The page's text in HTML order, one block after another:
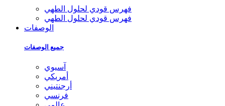
فهرس قودي لحلول الطهي
فهرس قودي لحلول الطهي
الوصفات
جميع الوصفات
آسيوي
أمريكي
أرجنتيني
فرنسي